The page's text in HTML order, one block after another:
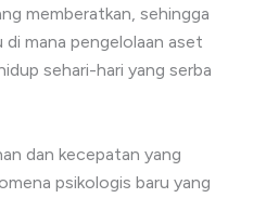
memberatkan, sehingga
mana pengelolaan aset
sehari-hari yang serba
dan kecepatan yang
psikologis baru yang